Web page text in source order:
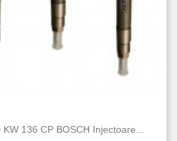
136 CP BOSCH Injectoare...